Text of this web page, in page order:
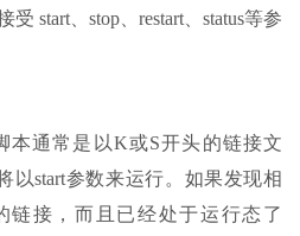
start、stop、restart、status等参
本通常是以K或S开头的链接文
以start参数来运行。如果发现相
链接，而且已经处于运行态了